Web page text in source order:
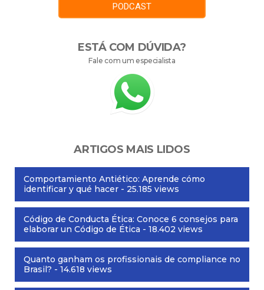
PODCAST
ESTÁ COM DÚVIDA?
Fale com um especialista
ARTIGOS MAIS LIDOS
Comportamiento Antiético: Aprende cómo
identificar y qué hacer - 25.185 views
Código de Conducta Ética: Conoce 6 consejos para
elaborar un Código de Ética - 18.402 views
Quanto ganham os profissionais de compliance no
Brasil? - 14.618 views